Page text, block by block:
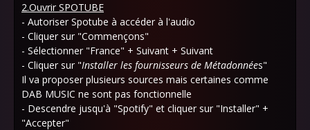
2.Ouvrir SPOTUBE
- Autoriser Spotube à accéder à l'audio
- Cliquer sur "Commençons"
- Sélectionner "France" + Suivant + Suivant
- Cliquer sur "Installer les fournisseurs de Métadonnées"
Il va proposer plusieurs sources mais certaines comme
DAB MUSIC ne sont pas fonctionnelle
- Descendre jusqu'à "Spotify" et cliquer sur "Installer" +
"Accepter"